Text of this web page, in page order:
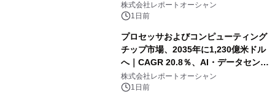
株式会社レポートオーシャン
1日前
プロセッサおよびコンピューティング
チップ市場、2035年に1,230億米ドル
へ｜CAGR 20.8％、AI・データセンタ
ー需要が成長を牽引
株式会社レポートオーシャン
1日前